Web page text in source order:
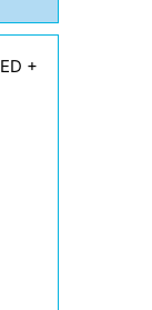
+